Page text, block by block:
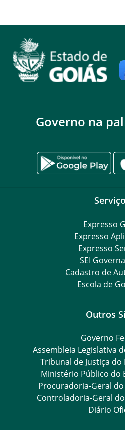
Governo na
Expresso
Expresso
Expresso
SEI
Cadastro de
Escola de
Outros
Governo
Assembleia Legislativa
Tribunal de Justiça do
Ministério Público do
Procuradoria-Geral
Controladoria-Geral
Diário